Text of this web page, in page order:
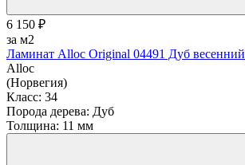
6 150 ₽
за м2
Ламинат Alloc Original 04491 Дуб весенний
Alloc
(Норвегия)
Класс: 34
Порода дерева: Дуб
Толщина: 11 мм